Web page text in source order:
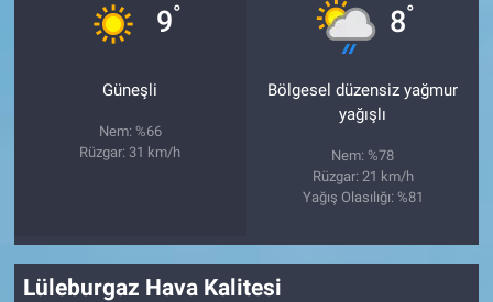
9°
Güneşli
Nem: %66
Rüzgar: 31 km/h
8°
Bölgesel düzensiz yağmur
yağışlı
Nem: %78
Rüzgar: 21 km/h
Yağış Olasılığı: %81
Lüleburgaz Hava Kalitesi